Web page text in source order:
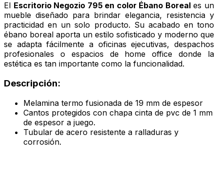
El Escritorio Negozio 795 en color Ébano Boreales un
mueble diseñado para brindar elegancia, resistencia y
practicidad en un solo producto. Su acabado en tono
ébano boreal aporta un estilo sofisticado y moderno que
se adapta fácilmente a oficinas ejecutivas, despachos
profesionales o espacios de home office donde la
estética es tan importante como la funcionalidad.
Descripción:
Melamina termo fusionada de 19 mm de espesor
Cantos protegidos con chapa cinta de pvc de 1 mm
de espesor a juego.
Tubular de acero resistente a ralladuras y
corrosión.